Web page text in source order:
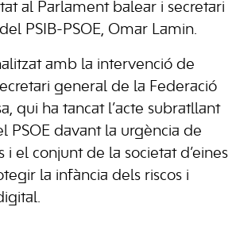
al Parlament balear i secretari
PSIB-PSOE, Omar Lamin.
amb la intervenció de
general de la Federació
qui ha tancat l’acte subratllant
PSOE davant la urgència de
i el conjunt de la societat d’eines
la infància dels riscos i